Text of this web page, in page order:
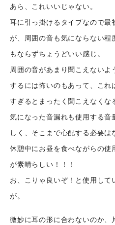
あら、これいいじゃない。
耳に引っ掛けるタイプなので最
が、周囲の音も気にならない
もならずちょうどいい感じ。
周囲の音があまり聞こえない
するには怖いのもあって、これ
すぎるとまったく聞こえなくな
気になった音漏れも使用する音
しく、そこまで心配する必要は
休憩中にお昼を食べながらの
が素晴らしい！！！
お、こりゃ良いぞ！と使用し
が。
微妙に耳の形に合わないのか、